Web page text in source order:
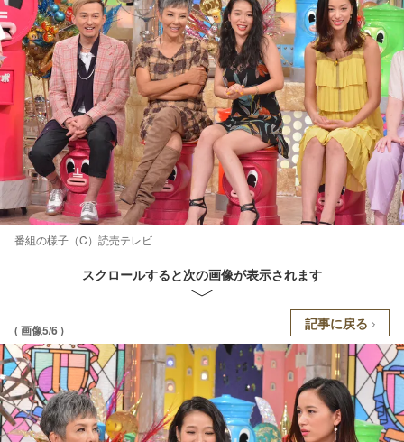
番組の様子（C）読売テレビ
スクロールすると次の画像が表示されます
( 画像5/6 ) 記事に戻る